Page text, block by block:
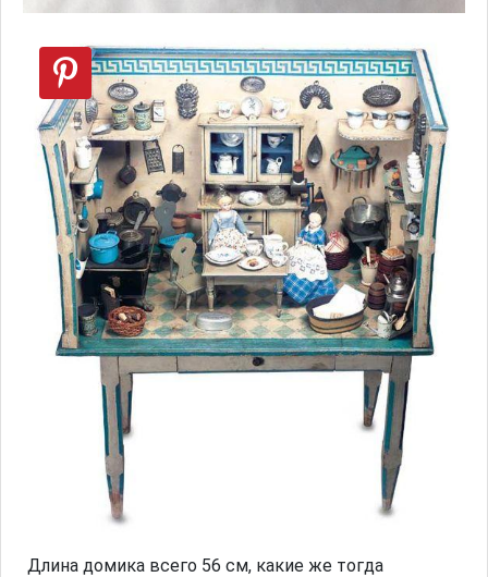
Длина домика всего 56 см, какие же тогда